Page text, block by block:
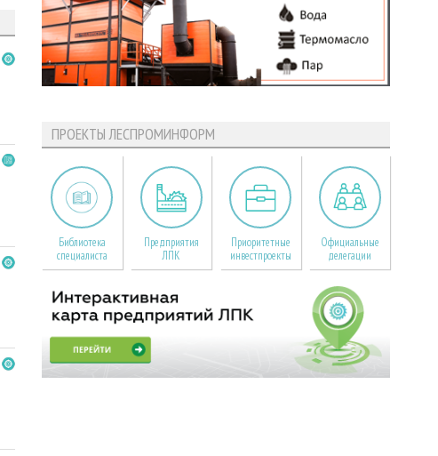
ПРОЕКТЫ ЛЕСПРОМИНФОРМ
Библиотека
специалиста
Предприятия
ЛПК
Приоритетные
инвестпроекты
Официальные
делегации